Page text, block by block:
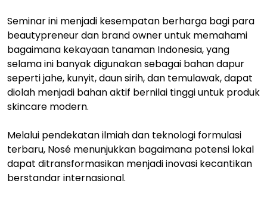
Seminar ini menjadi kesempatan berharga bagi para
beautypreneur dan brand owner untuk memahami
bagaimana kekayaan tanaman Indonesia, yang
selama ini banyak digunakan sebagai bahan dapur
seperti jahe, kunyit, daun sirih, dan temulawak, dapat
diolah menjadi bahan aktif bernilai tinggi untuk produk
skincare modern.
Melalui pendekatan ilmiah dan teknologi formulasi
terbaru, Nosé menunjukkan bagaimana potensi lokal
dapat ditransformasikan menjadi inovasi kecantikan
berstandar internasional.